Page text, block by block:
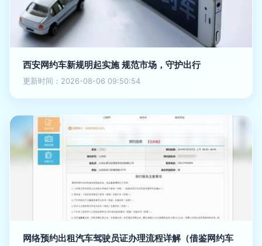
西安网约车新规明起实施 规范市场，守护出行
更新时间：2026-08-06 09:50:54
网络预约出租汽车驾驶员证办理流程详解（借鉴网约车